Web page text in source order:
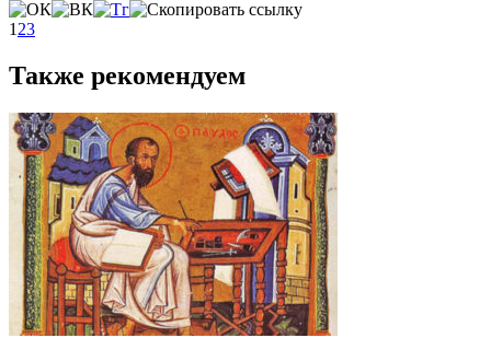
1 23
Также рекомендуем